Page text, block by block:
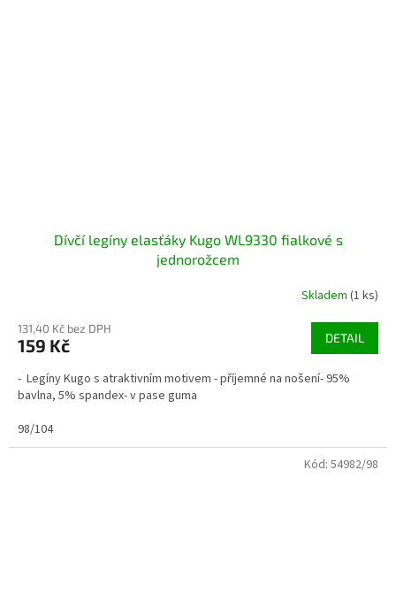
Dívčí legíny elasťáky Kugo WL9330 fialkové s
jednorožcem
Skladem (1 ks)
131,40 Kč bez DPH
159 Kč DETAIL
- Legíny Kugo s atraktivním motivem - příjemné na nošení- 95%
bavlna, 5% spandex- v pase guma
98/104
Kód: 54982/98